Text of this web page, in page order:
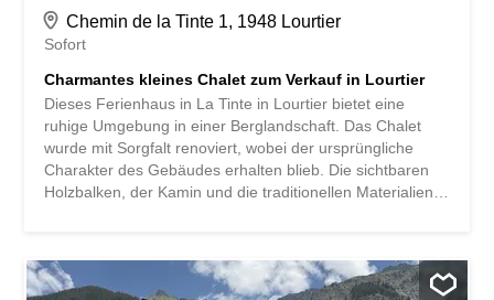
Chemin de la Tinte 1, 1948 Lourtier
Sofort
Charmantes kleines Chalet zum Verkauf in Lourtier
Dieses Ferienhaus in La Tinte in Lourtier bietet eine
ruhige Umgebung in einer Berglandschaft. Das Chalet
wurde mit Sorgfalt renoviert, wobei der ursprüngliche
Charakter des Gebäudes erhalten blieb. Die sichtbaren
Holzbalken, der Kamin und die traditionellen Materialien
angeschlossen, aber während der Sommerzeit ist es mit
dem Auto leicht erreichbar und es gibt Parkplätze vor